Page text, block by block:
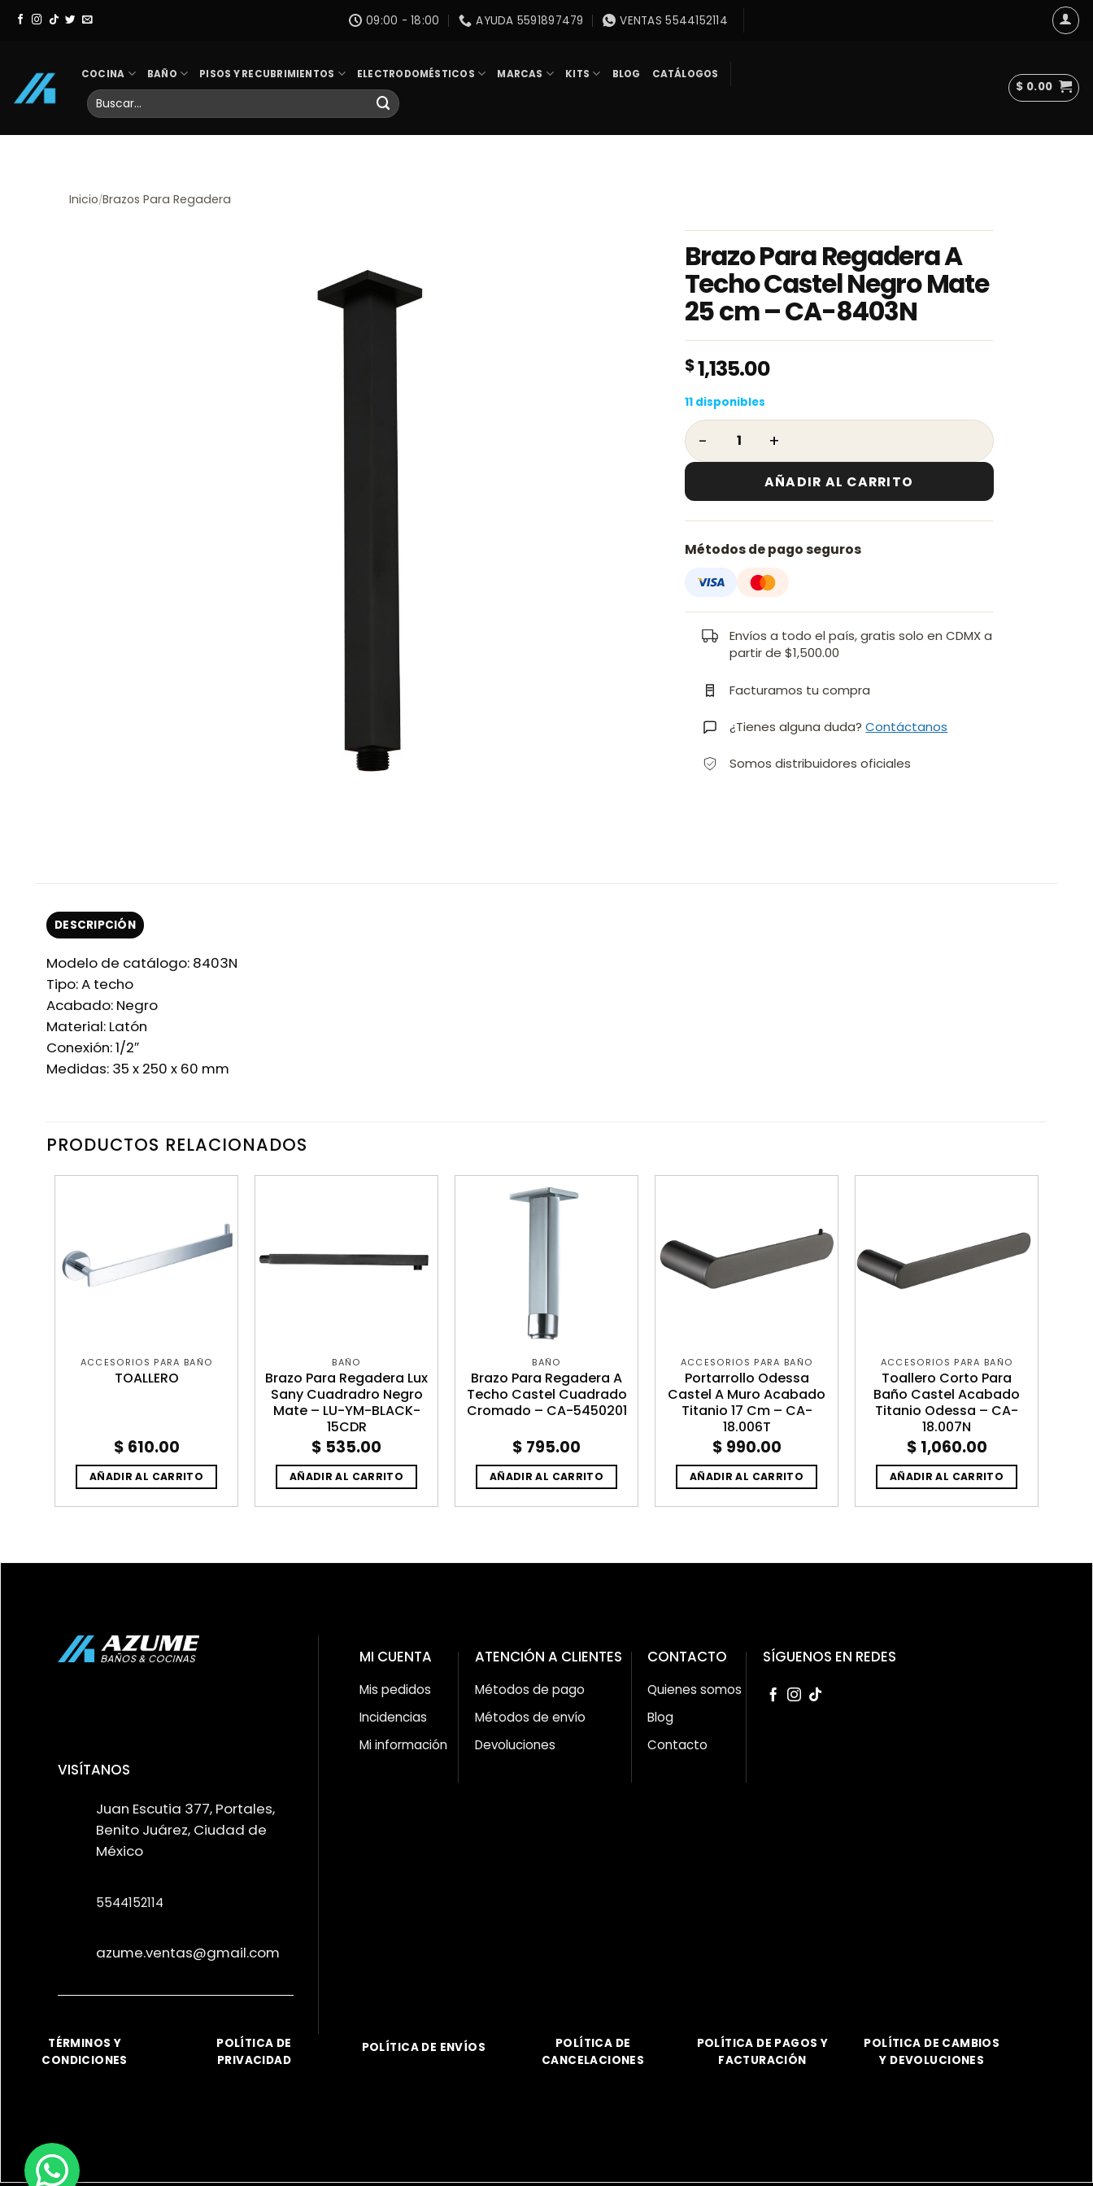
Skip
09:00 - 18:00 AYUDA 5591897479 VENTAS 5544152114
COCINA BAÑO PISOS Y RECUBRIMIENTOS ELECTRODOMÉSTICOS MARCAS KITS BLOG CATÁLOGOS
Buscar
por:
$ 0.00
Inicio/Brazos Para Regadera
Brazo Para Regadera A
Techo Castel Negro Mate
25 cm – CA-8403N
$1,135.00
11 disponibles
Brazo Para Regadera A Techo Castel Negro Mate 25 cm -
AÑADIR AL CARRITO
Métodos de pago seguros
Envíos a todo el país, gratis solo en CDMX a
partir de $1,500.00
Facturamos tu compra
¿Tienes alguna duda?Contáctanos
Somos distribuidores oficiales
DESCRIPCIÓN
Modelo de catálogo: 8403N
Tipo: A techo
Acabado: Negro
Material: Latón
Conexión: 1/2″
Medidas: 35 x 250 x 60 mm
PRODUCTOS RELACIONADOS
ACCESORIOS PARA BAÑO
TOALLERO
$ 610.00
AÑADIR AL CARRITO
BAÑO
Brazo Para Regadera Lux
Sany Cuadradro Negro
Mate – LU-YM-BLACK-
15CDR
$ 535.00
AÑADIR AL CARRITO
BAÑO
Brazo Para Regadera A
Techo Castel Cuadrado
Cromado – CA-5450201
$ 795.00
AÑADIR AL CARRITO
ACCESORIOS PARA BAÑO
Portarrollo Odessa
Castel A Muro Acabado
Titanio 17 Cm – CA-
18.006T
$ 990.00
AÑADIR AL CARRITO
ACCESORIOS PARA BAÑO
Toallero Corto Para
Baño Castel Acabado
Titanio Odessa – CA-
18.007N
$ 1,060.00
AÑADIR AL CARRITO
VISÍTANOS
Juan Escutia 377, Portales,
Benito Juárez, Ciudad de
México
5544152114
azume.ventas@gmail.com
MI CUENTA
Mis pedidos
Incidencias
Mi información
ATENCIÓN A CLIENTES
Métodos de pago
Métodos de envío
Devoluciones
CONTACTO
Quienes somos
Blog
Contacto
SÍGUENOS EN REDES
TÉRMINOS Y
CONDICIONES
POLÍTICA DE
PRIVACIDAD
POLÍTICA DE ENVÍOS
POLÍTICA DE
CANCELACIONES
POLÍTICA DE PAGOS Y
FACTURACIÓN
POLÍTICA DE CAMBIOS
Y DEVOLUCIONES